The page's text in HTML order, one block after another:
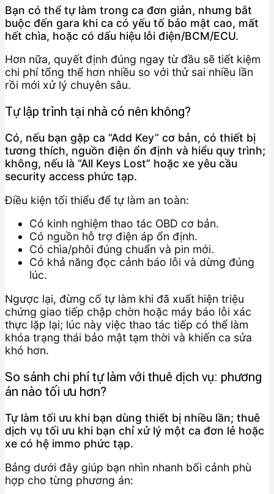
Bạn có thể tự làm trong ca đơn giản, nhưng bắt
buộc đến gara khi ca có yếu tố bảo mật cao, mất
hết chìa, hoặc có dấu hiệu lỗi điện/BCM/ECU.
Hơn nữa, quyết định đúng ngay từ đầu sẽ tiết kiệm
chi phí tổng thể hơn nhiều so với thử sai nhiều lần
rồi mới xử lý chuyên sâu.
Tự lập trình tại nhà có nên không?
Có, nếu bạn gặp ca “Add Key” cơ bản, có thiết bị
tương thích, nguồn điện ổn định và hiểu quy trình;
không, nếu là “All Keys Lost” hoặc xe yêu cầu
security access phức tạp.
Điều kiện tối thiểu để tự làm an toàn:
Có kinh nghiệm thao tác OBD cơ bản.
Có nguồn hỗ trợ điện áp ổn định.
Có chìa/phôi đúng chuẩn và pin mới.
Có khả năng đọc cảnh báo lỗi và dừng đúng
lúc.
Ngược lại, đừng cố tự làm khi đã xuất hiện triệu
chứng giao tiếp chập chờn hoặc máy báo lỗi xác
thực lặp lại; lúc này việc thao tác tiếp có thể làm
khóa trạng thái bảo mật tạm thời và khiến ca sửa
khó hơn.
So sánh chi phí tự làm với thuê dịch vụ: phương
án nào tối ưu hơn?
Tự làm tối ưu khi bạn dùng thiết bị nhiều lần; thuê
dịch vụ tối ưu khi bạn chỉ xử lý một ca đơn lẻ hoặc
xe có hệ immo phức tạp.
Bảng dưới đây giúp bạn nhìn nhanh bối cảnh phù
hợp cho từng phương án: